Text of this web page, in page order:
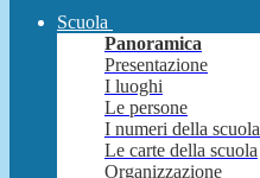
Scuola
Panoramica
Presentazione
I luoghi
Le persone
I numeri della scuola
Le carte della scuola
Organizzazione